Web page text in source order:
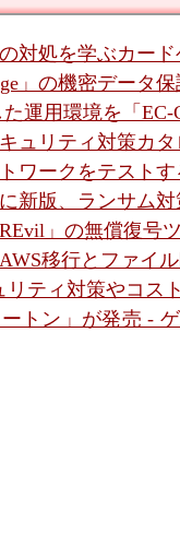
対処を学ぶカー
」の機密データ
運用環境を「
ュリティ対策カ
ワークをテスト
新版、ランサム
」の無償復号
移行とファイ
リティ対策やコス
トン」が発売 -